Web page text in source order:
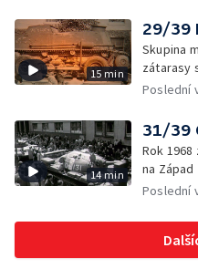
15 min
29/39
Skupina
zátarasy
Poslední
14 min
31/39
Rok
na Západ
Poslední